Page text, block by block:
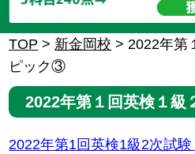
TOP > 新金岡校 >2022年第
ピック③
2022年第１回英検１
2022年第1回英検1級2次試